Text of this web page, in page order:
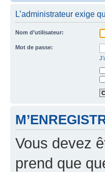
L’administrateur exige
Nom d’utilisateur:
Mot de passe:
Vous devez
prend que